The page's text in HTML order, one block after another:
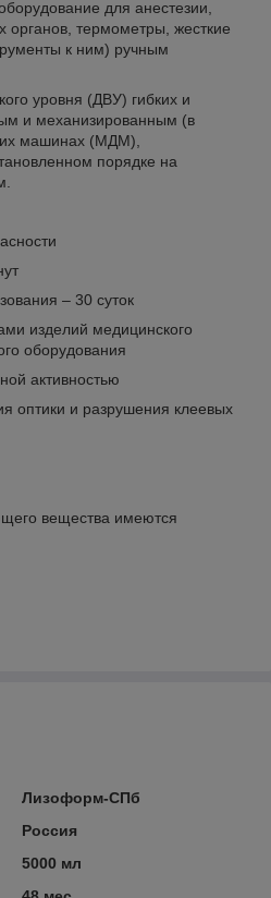
для анестезии,
органов, термометры, жесткие
к ним) ручным
уровня (ДВУ) гибких и
и механизированным (в
машинах (МДМ),
порядке на
– 30 суток
изделий медицинского
оборудования
активностью
оптики и разрушения клеевых
вещества имеются
Лизоформ-СПб
Россия
5000 мл